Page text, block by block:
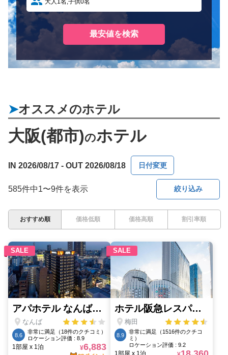
オススメのホテル
大阪(都市)